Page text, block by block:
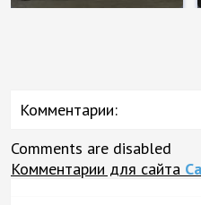
Комментарии:
Comments are disabled
Комментарии для сайта